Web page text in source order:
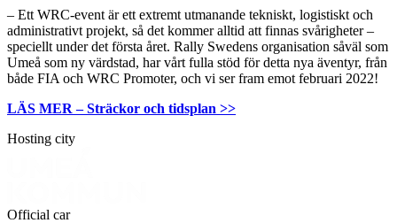
– Ett WRC-event är ett extremt utmanande tekniskt, logistiskt och
administrativt projekt, så det kommer alltid att finnas svårigheter –
speciellt under det första året. Rally Swedens organisation såväl som
Umeå som ny värdstad, har vårt fulla stöd för detta nya äventyr, från
både FIA och WRC Promoter, och vi ser fram emot februari 2022!
LÄS MER – Sträckor och tidsplan >>
Hosting city
Official car